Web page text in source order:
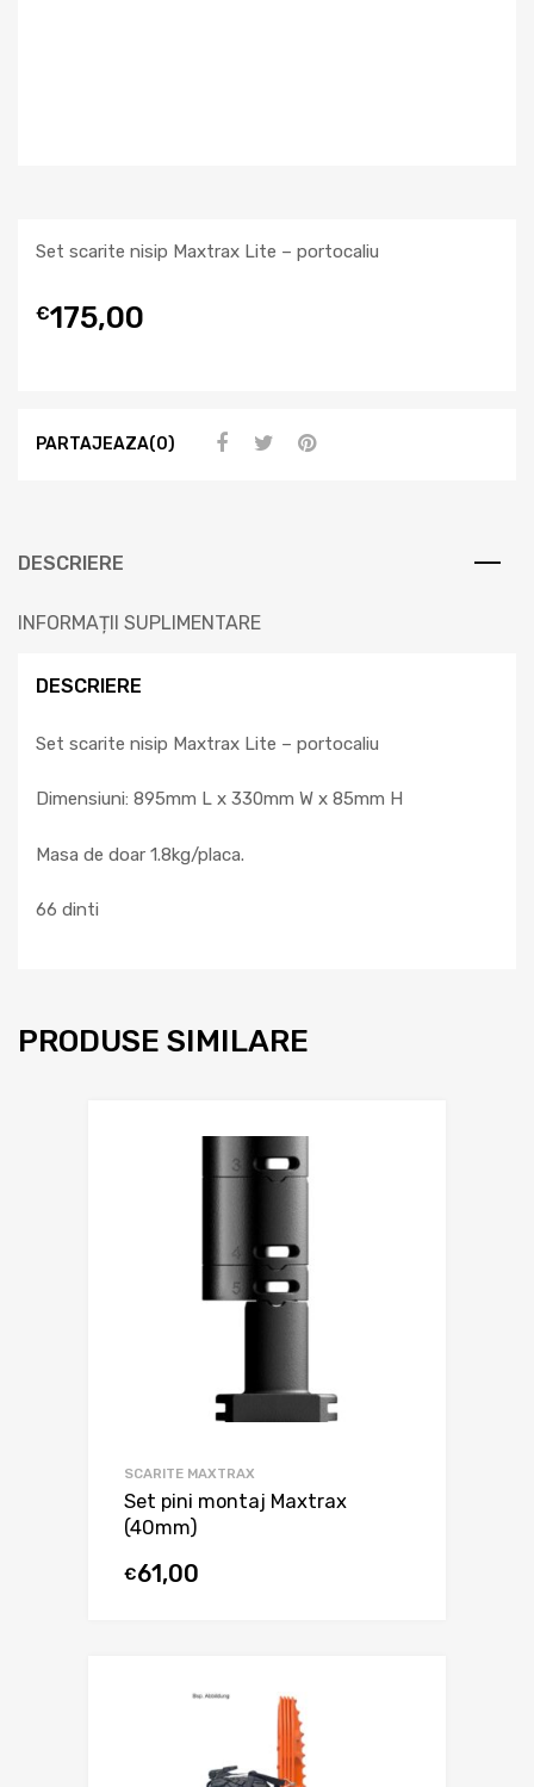
Set scarite nisip Maxtrax Lite – portocaliu
€175,00
PARTAJEAZA(0)
DESCRIERE
INFORMAȚII SUPLIMENTARE
DESCRIERE
Set scarite nisip Maxtrax Lite – portocaliu
Dimensiuni: 895mm L x 330mm W x 85mm H
Masa de doar 1.8kg/placa.
66 dinti
PRODUSE SIMILARE
SCARITE MAXTRAX
Set pini montaj Maxtrax
(40mm)
€61,00